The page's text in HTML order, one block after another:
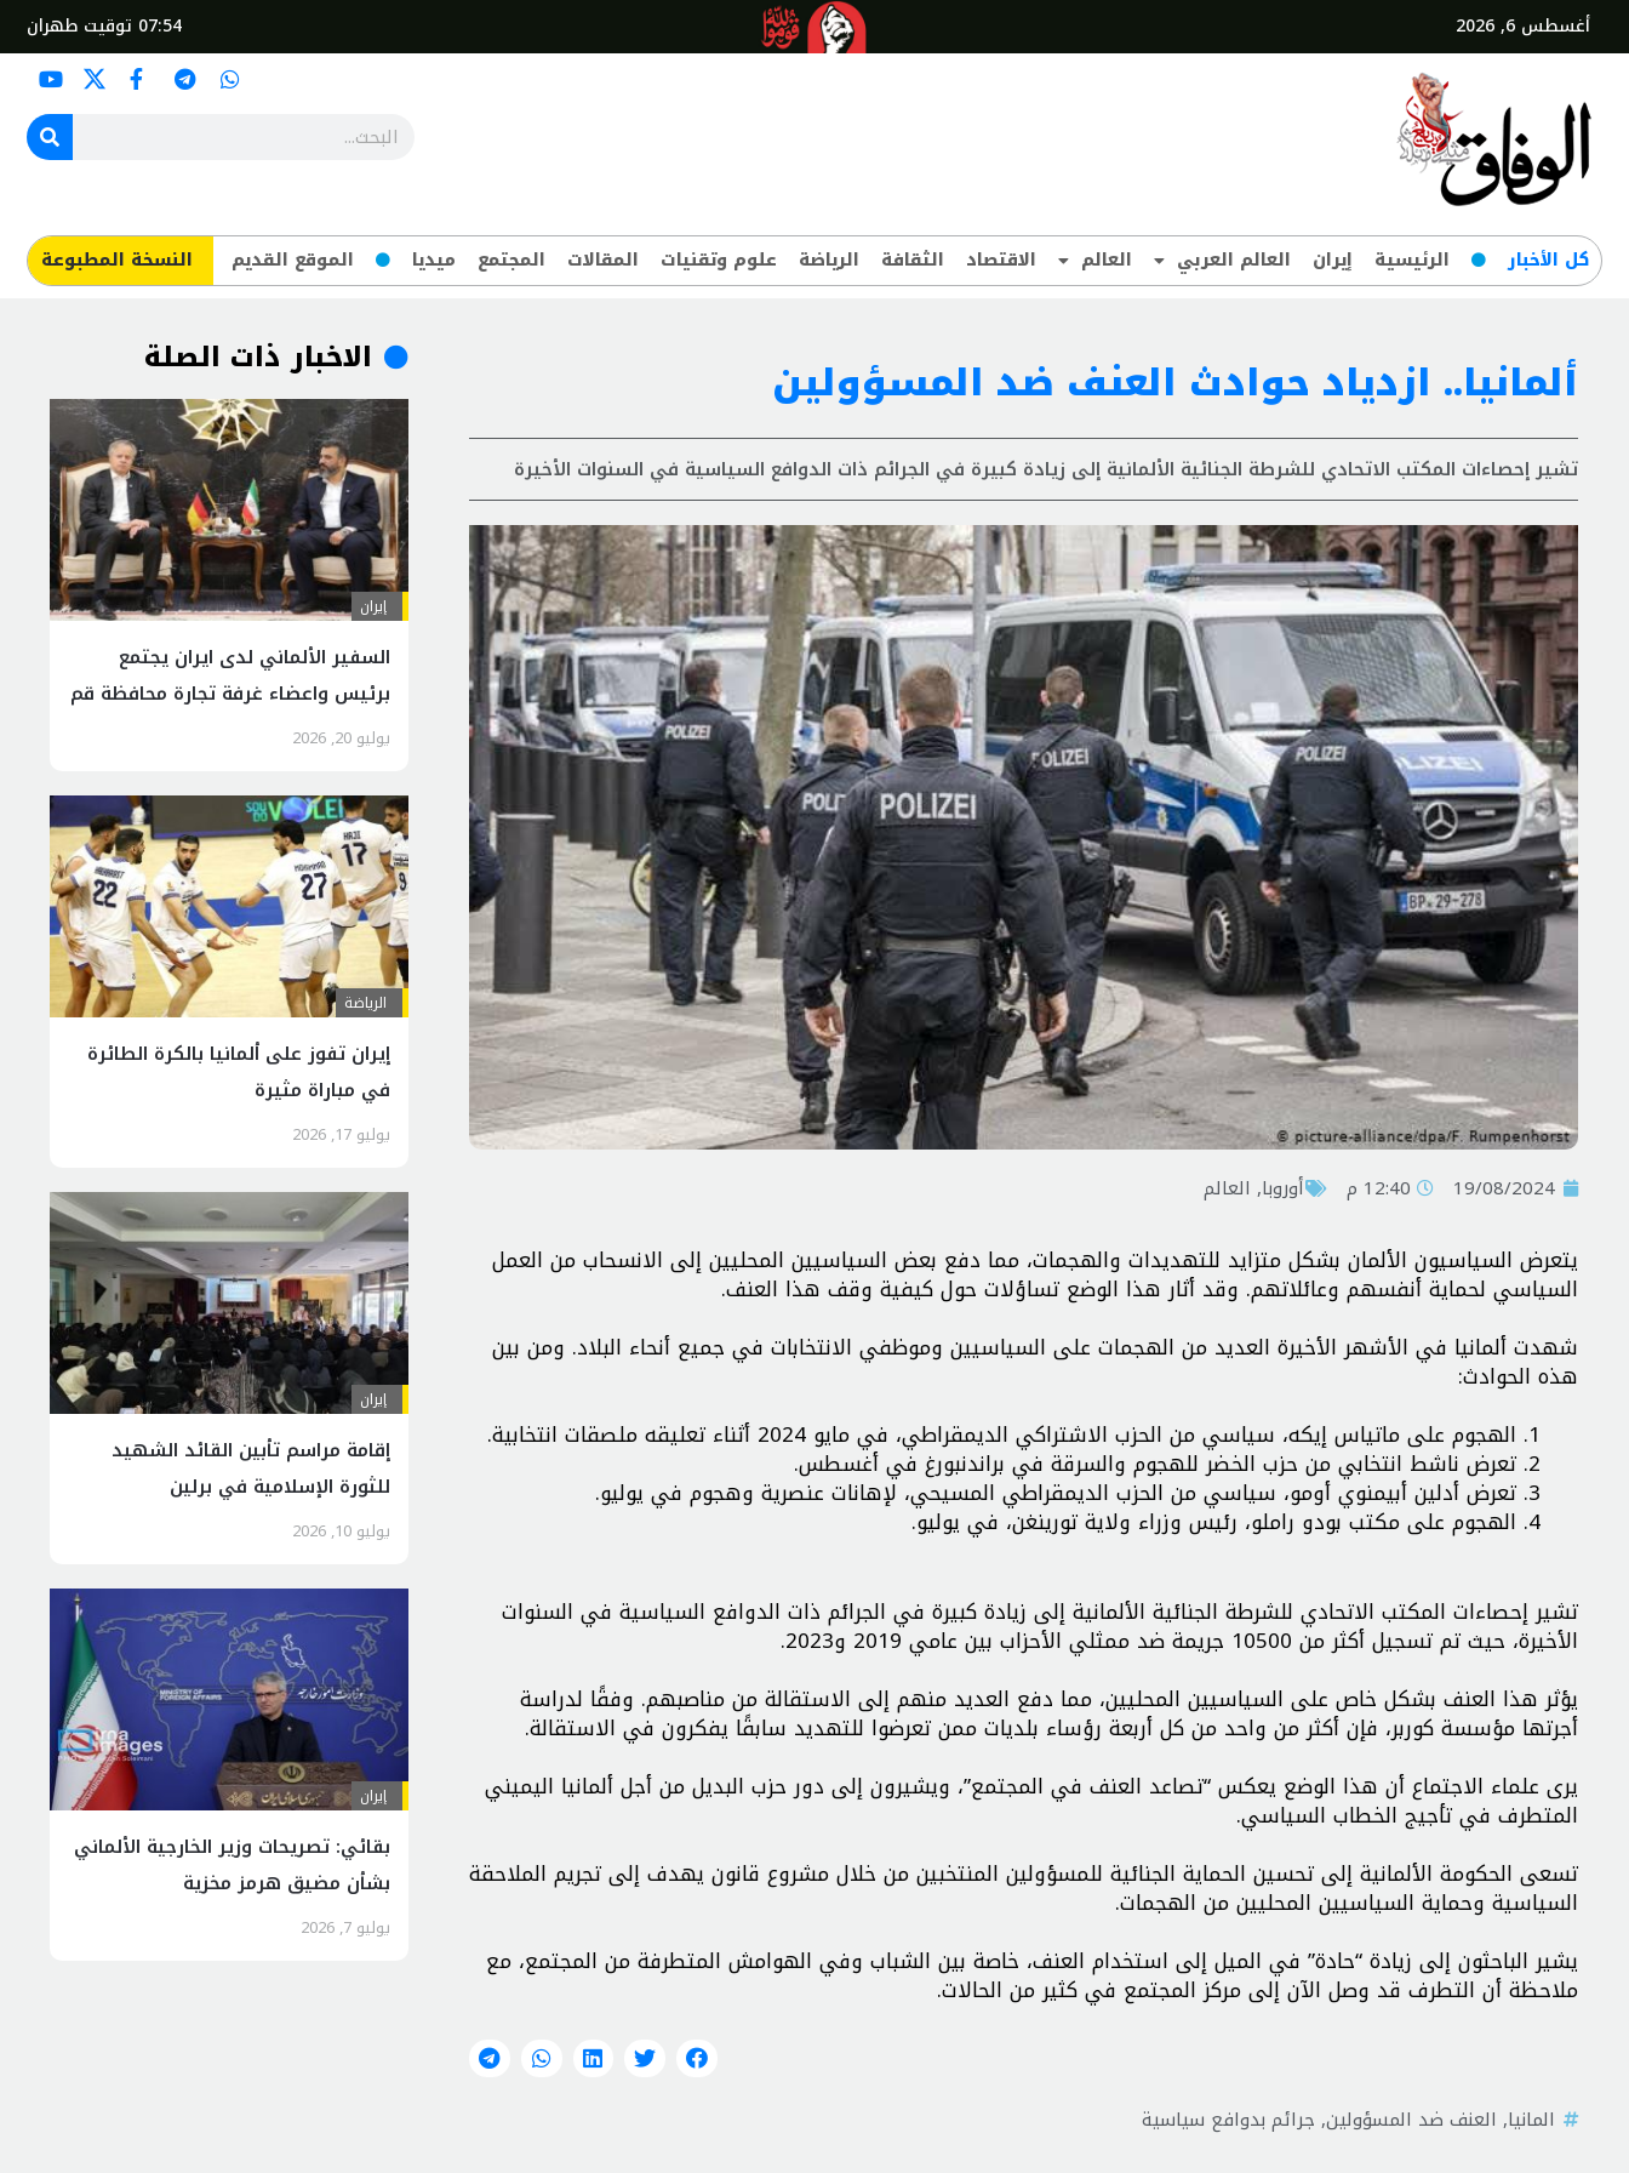
أغسطس 6, 2026 07:54 توقيت طهران
کل‌ الأخبار الرئيسية إيران العالم العربي العالم الاقتصاد الثقافة الرياضة علوم وتقنيات المقالات المجتمع ميديا الموقع القديم ​النسخة المطبوعة
ألمانيا.. ازدياد حوادث العنف ضد المسؤولين
تشير إحصاءات المكتب الاتحادي للشرطة الجنائية الألمانية إلى زيادة كبيرة في الجرائم ذات الدوافع السياسية في السنوات الأخيرة
19/08/2024 12:40 م أوروبا, العالم
يتعرض السياسيون الألمان بشكل متزايد للتهديدات والهجمات، مما دفع بعض السياسيين المحليين إلى الانسحاب من العمل
السياسي لحماية أنفسهم وعائلاتهم. وقد أثار هذا الوضع تساؤلات حول كيفية وقف هذا العنف.
شهدت ألمانيا في الأشهر الأخيرة العديد من الهجمات على السياسيين وموظفي الانتخابات في جميع أنحاء البلاد. ومن بين
هذه الحوادث:
الهجوم على ماتياس إيكه، سياسي من الحزب الاشتراكي الديمقراطي، في مايو 2024 أثناء تعليقه ملصقات انتخابية.
تعرض ناشط انتخابي من حزب الخضر للهجوم والسرقة في براندنبورغ في أغسطس.
تعرض أدلين أبيمنوي أومو، سياسي من الحزب الديمقراطي المسيحي، لإهانات عنصرية وهجوم في يوليو.
الهجوم على مكتب بودو راملو، رئيس وزراء ولاية تورينغن، في يوليو.
تشير إحصاءات المكتب الاتحادي للشرطة الجنائية الألمانية إلى زيادة كبيرة في الجرائم ذات الدوافع السياسية في السنوات
الأخيرة، حيث تم تسجيل أكثر من 10500 جريمة ضد ممثلي الأحزاب بين عامي 2019 و2023.
يؤثر هذا العنف بشكل خاص على السياسيين المحليين، مما دفع العديد منهم إلى الاستقالة من مناصبهم. وفقًا لدراسة
أجرتها مؤسسة كوربر، فإن أكثر من واحد من كل أربعة رؤساء بلديات ممن تعرضوا للتهديد سابقًا يفكرون في الاستقالة.
يرى علماء الاجتماع أن هذا الوضع يعكس “تصاعد العنف في المجتمع”، ويشيرون إلى دور حزب البديل من أجل ألمانيا اليميني
المتطرف في تأجيج الخطاب السياسي.
تسعى الحكومة الألمانية إلى تحسين الحماية الجنائية للمسؤولين المنتخبين من خلال مشروع قانون يهدف إلى تجريم الملاحقة
السياسية وحماية السياسيين المحليين من الهجمات.
يشير الباحثون إلى زيادة “حادة” في الميل إلى استخدام العنف، خاصة بين الشباب وفي الهوامش المتطرفة من المجتمع، مع
ملاحظة أن التطرف قد وصل الآن إلى مركز المجتمع في كثير من الحالات.
المانيا, العنف ضد المسؤولين, جرائم بدوافع سياسية
الاخبار ذات الصلة
إيران
السفير الألماني لدى ايران يجتمع
برئيس واعضاء غرفة تجارة محافظة قم
المقدسة
يوليو 20, 2026
الرياضة
إيران تفوز على ألمانيا بالكرة الطائرة
في مباراة مثيرة
يوليو 17, 2026
إيران
إقامة مراسم تأبين القائد الشهيد
للثورة الإسلامية في برلين
يوليو 10, 2026
إيران
بقائي: تصريحات وزير الخارجية الألماني
بشأن مضيق هرمز مخزية
يوليو 7, 2026